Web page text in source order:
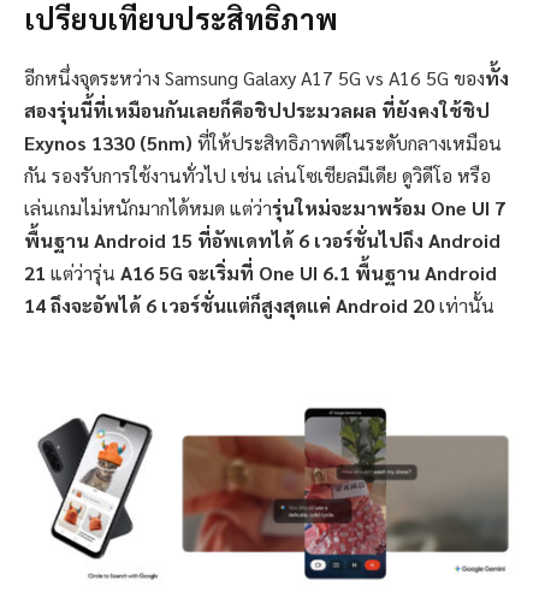
เปรียบเทียบประสิทธิภาพ
อีกหนึ่งจุดระหว่าง Samsung Galaxy A17 5G vs A16 5G ของทั้ง
สองรุ่นนี้ที่เหมือนกันเลยก็คือชิปประมวลผล ที่ยังคงใช้ชิป
Exynos 1330 (5nm) ที่ให้ประสิทธิภาพดีในระดับกลางเหมือน
กัน รองรับการใช้งานทั่วไป เช่น เล่นโซเชียลมีเดีย ดูวิดีโอ หรือ
เล่นเกมไม่หนักมากได้หมด แต่ว่ารุ่นใหม่จะมาพร้อม One UI 7
พื้นฐาน Android 15 ที่อัพเดทได้ 6 เวอร์ชั่นไปถึง Android
21 แต่ว่ารุ่น A16 5G จะเริ่มที่ One UI 6.1 พื้นฐาน Android
14 ถึงจะอัพได้ 6 เวอร์ชั่นแต่ก็สูงสุดแค่ Android 20เท่านั้น